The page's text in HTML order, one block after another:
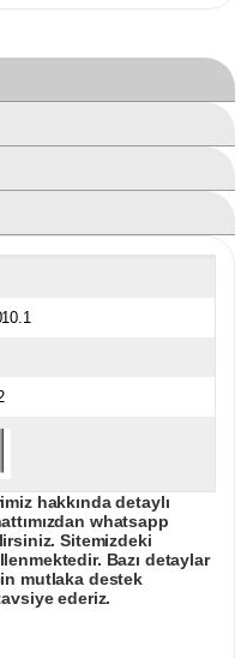
hakkında detaylı
whatsapp
Sitemizdeki
Bazı detaylar
mutlaka destek
ederiz.